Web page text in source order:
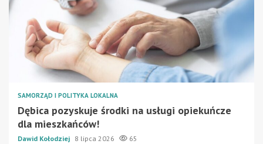
SAMORZĄD I POLITYKA LOKALNA
Dębica pozyskuje środki na usługi opiekuńcze
dla mieszkańców!
Dawid Kołodziej 8 lipca 2026 65